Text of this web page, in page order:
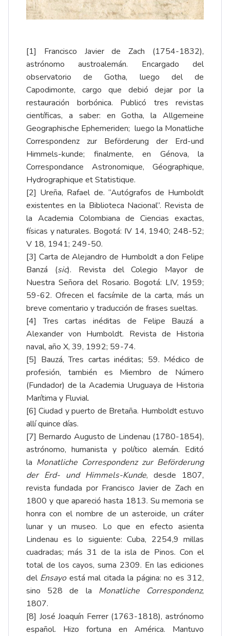
[1] Francisco Javier de Zach (1754-1832),
astrónomo austroalemán. Encargado del
observatorio de Gotha, luego del de
Capodimonte, cargo que debió dejar por la
restauración borbónica. Publicó tres revistas
científicas, a saber: en Gotha, la Allgemeine
Geographische Ephemeriden; luego la Monatliche
Correspondenz zur Beförderung der Erd-und
Himmels-kunde; finalmente, en Génova, la
Correspondance Astronomique, Géographique,
Hydrographique et Statistique.
[2] Ureña, Rafael de. “Autógrafos de Humboldt
existentes en la Biblioteca Nacional”. Revista de
la Academia Colombiana de Ciencias exactas,
físicas y naturales. Bogotá: IV 14, 1940; 248-52;
V 18, 1941; 249-50.
[3] Carta de Alejandro de Humboldt a don Felipe
Banzá (sic). Revista del Colegio Mayor de
Nuestra Señora del Rosario. Bogotá: LIV, 1959;
59-62. Ofrecen el facsímile de la carta, más un
breve comentario y traducción de frases sueltas.
[4] Tres cartas inéditas de Felipe Bauzá a
Alexander von Humboldt. Revista de Historia
naval, año X, 39, 1992; 59-74.
[5] Bauzá, Tres cartas inéditas; 59. Médico de
profesión, también es Miembro de Número
(Fundador) de la Academia Uruguaya de Historia
Marítima y Fluvial.
[6] Ciudad y puerto de Bretaña. Humboldt estuvo
allí quince días.
[7] Bernardo Augusto de Lindenau (1780-1854),
astrónomo, humanista y político alemán. Editó
la Monatliche Correspondenz zur Beförderung
der Erd- und Himmels-Kunde, desde 1807,
revista fundada por Francisco Javier de Zach en
1800 y que apareció hasta 1813. Su memoria se
honra con el nombre de un asteroide, un cráter
lunar y un museo. Lo que en efecto asienta
Lindenau es lo siguiente: Cuba, 2254,9 millas
cuadradas; más 31 de la isla de Pinos. Con el
total de los cayos, suma 2309. En las ediciones
del Ensayoestá mal citada la página: no es 312,
sino 528 de la Monatliche Correspondenz,
1807.
[8] José Joaquín Ferrer (1763-1818), astrónomo
español. Hizo fortuna en América. Mantuvo